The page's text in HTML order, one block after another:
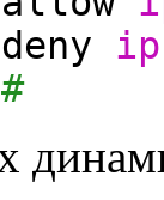
deny ip
#